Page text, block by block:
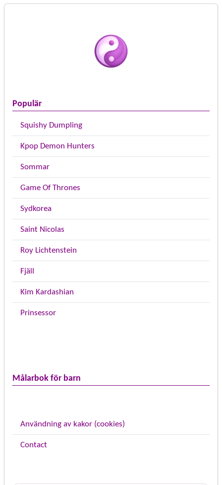
Populär
Squishy Dumpling
Kpop Demon Hunters
Sommar
Game Of Thrones
Sydkorea
Saint Nicolas
Roy Lichtenstein
Fjäll
Kim Kardashian
Prinsessor
Målarbok för barn
Användning av kakor (cookies)
Contact